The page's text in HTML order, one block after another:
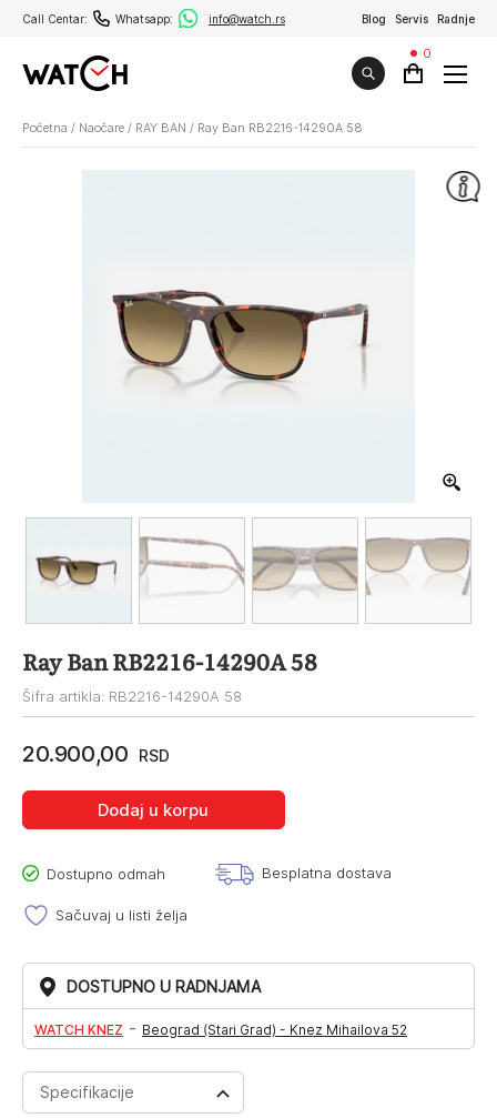
Call Centar: Whatsapp: info@watch.rs Blog Servis Radnje
0
Početna / Naočare / RAY BAN / Ray Ban RB2216-14290A 58
Ray Ban RB2216-14290A 58
Šifra artikla: RB2216-14290A 58
20.900,00 RSD
Dodaj u korpu
Dostupno odmah Besplatna dostava
Sačuvaj u listi želja
DOSTUPNO U RADNJAMA
WATCH KNEZ - Beograd (Stari Grad) - Knez Mihailova 52
Specifikacije